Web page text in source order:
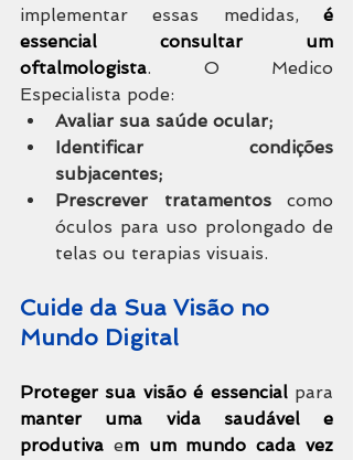
implementar essas medidas, é
essencial consultar um
oftalmologista. O Medico
Especialista pode:
Avaliar sua saúde ocular;
Identificar condições
subjacentes;
Prescrever tratamentos como
óculos para uso prolongado de
telas ou terapias visuais.
Cuide da Sua Visão no
Mundo Digital
Proteger sua visão é essencial
manter uma vida saudável e
produtiva em um mundo cada vez